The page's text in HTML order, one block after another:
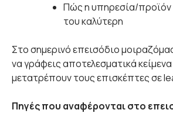
Πώς η υπηρεσία/προϊόν
του καλύτερη
Στο σημερινό επεισόδιο
να γράφεις αποτελεσματικά
μετατρέπουν τους επισκέπτες σε
Πηγές που αναφέρονται στο